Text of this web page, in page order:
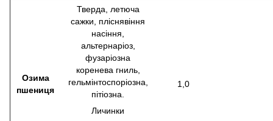
Озима
пшениця
Тверда, летюча
сажки, пліснявіння
насіння,
альтернаріоз,
фузаріозна
коренева гниль,
гельмінтоспоріозна,
пітіозна.
Личинки
1,0